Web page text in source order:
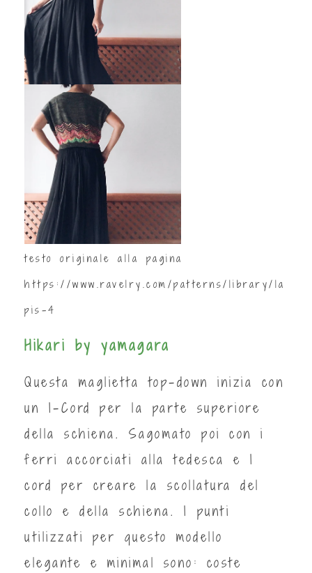
testo originale alla pagina
https://www.ravelry.com/patterns/library/la
pis-4
Hikari by yamagara
Questa maglietta top-down inizia con
un I-Cord per la parte superiore
della schiena. Sagomato poi con i
ferri accorciati alla tedesca e I
cord per creare la scollatura del
collo e della schiena. I punti
utilizzati per questo modello
elegante e minimal sono: coste